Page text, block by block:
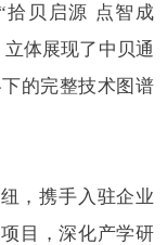
拾贝启源 点智成
体展现了中贝通
的完整技术图谱
，携手入驻企业
目，深化产学研